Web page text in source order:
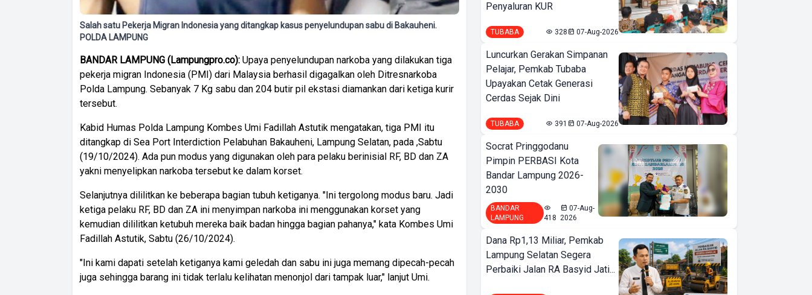
Salah satu Pekerja Migran Indonesia yang ditangkap kasus penyelundupan sabu di Bakauheni.
POLDA LAMPUNG
BANDAR LAMPUNG (Lampungpro.co): Upaya penyelundupan narkoba yang dilakukan tiga
pekerja migran Indonesia (PMI) dari Malaysia berhasil digagalkan oleh Ditresnarkoba
Polda Lampung. Sebanyak 7 Kg sabu dan 204 butir pil ekstasi diamankan dari ketiga kurir
tersebut.
Kabid Humas Polda Lampung Kombes Umi Fadillah Astutik mengatakan, tiga PMI itu
ditangkap di Sea Port Interdiction Pelabuhan Bakauheni, Lampung Selatan, pada ,Sabtu
(19/10/2024). Ada pun modus yang digunakan oleh para pelaku berinisial RF, BD dan ZA
yakni menyelipkan narkoba tersebut ke dalam korset.
Selanjutnya dililitkan ke beberapa bagian tubuh ketiganya. "Ini tergolong modus baru. Jadi
ketiga pelaku RF, BD dan ZA ini menyimpan narkoba ini menggunakan korset yang
kemudian dililitkan ketubuh mereka baik badan hingga bagian pahanya," kata Kombes Umi
Fadillah Astutik, Sabtu (26/10/2024).
"Ini kami dapati setelah ketiganya kami geledah dan sabu ini juga memang dipecah-pecah
juga sehingga barang ini tidak terlalu kelihatan menonjol dari tampak luar," lanjut Umi.
Penyaluran KUR
TUBABA 328 07-Aug-2026
Luncurkan Gerakan Simpanan
Pelajar, Pemkab Tubaba
Upayakan Cetak Generasi
Cerdas Sejak Dini
TUBABA 391 07-Aug-2026
Socrat Pringgodanu
Pimpin PERBASI Kota
Bandar Lampung 2026-
2030
BANDAR
LAMPUNG
418
07-Aug-
2026
Dana Rp1,13 Miliar, Pemkab
Lampung Selatan Segera
Perbaiki Jalan RA Basyid Jati...